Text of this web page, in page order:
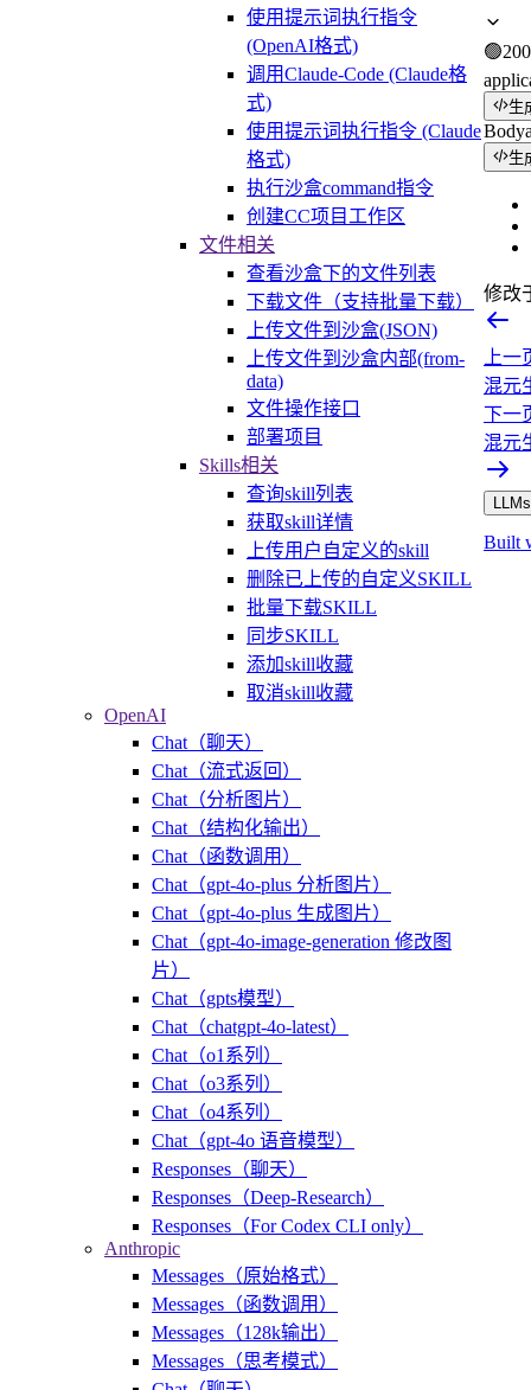
使用提示词执行指令
(OpenAI格式)
调用Claude-Code (Claude格
式)
使用提示词执行指令 (Claude
格式)
执行沙盒command指令
创建CC项目工作区
文件相关
查看沙盒下的文件列表
下载文件（支持批量下载）
上传文件到沙盒(JSON)
上传文件到沙盒内部(from-
data)
文件操作接口
部署项目
Skills相关
查询skill列表
获取skill详情
上传用户自定义的skill
删除已上传的自定义SKILL
批量下载SKILL
同步SKILL
添加skill收藏
取消skill收藏
OpenAI
Chat（聊天）
Chat（流式返回）
Chat（分析图片）
Chat（结构化输出）
Chat（函数调用）
Chat（gpt-4o-plus 分析图片）
Chat（gpt-4o-plus 生成图片）
Chat（gpt-4o-image-generation 修改图
片）
Chat（gpts模型）
Chat（chatgpt-4o-latest）
Chat（o1系列）
Chat（o3系列）
Chat（o4系列）
Chat（gpt-4o 语音模型）
Responses（聊天）
Responses（Deep-Research）
Responses（For Codex CLI only）
Anthropic
Messages（原始格式）
Messages（函数调用）
Messages（128k输出）
Messages（思考模式）
🟢200
生
Body
生
修改
上一
混元
下一
混元
Built